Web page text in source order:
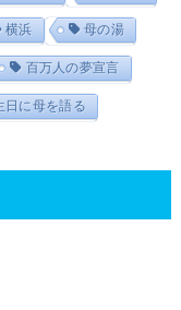
横浜 母の湯
百万人の夢宣言
日に母を語る